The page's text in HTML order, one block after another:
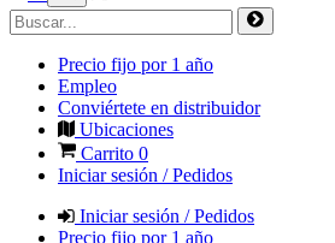
Precio fijo por 1 año
Empleo
Conviértete en distribuidor
Ubicaciones
Carrito 0
Iniciar sesión / Pedidos
Iniciar sesión / Pedidos
Precio fijo por 1 año